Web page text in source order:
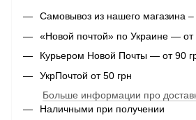
Самовывоз из нашего магазина –
«Новой почтой» по Украине — от
Курьером Новой Почты — от 90
УкрПочтой от 50 грн
Больше информации про
Наличными при получении